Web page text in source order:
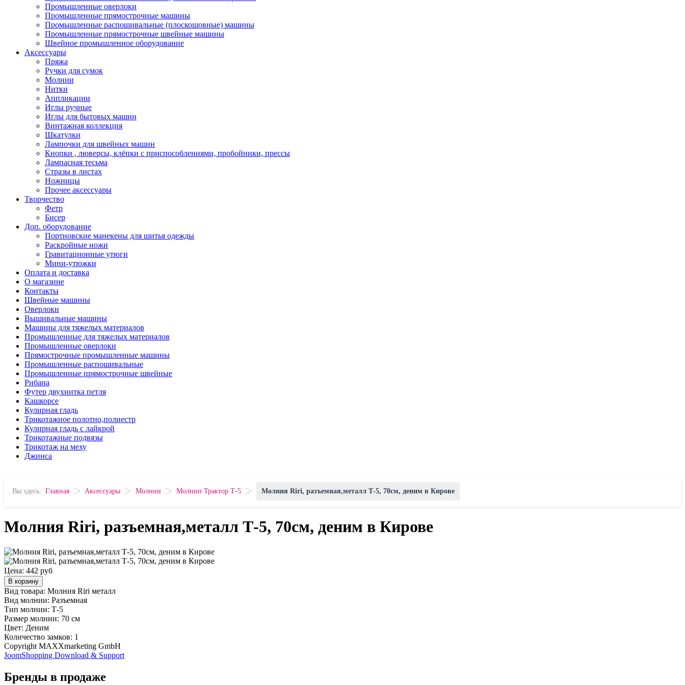
Промышленные оверлоки
Промышленные прямострочные машины
Промышленные распошивальные (плоскошовные) машины
Промышленные прямострочные швейные машины
Швейное промышленное оборудование
Аксессуары
Пряжа
Ручки для сумок
Молнии
Нитки
Аппликации
Иглы ручные
Иглы для бытовых машин
Винтажная коллекция
Шкатулки
Лампочки для швейных машин
Кнопки , люверсы, клёпки с приспособлениями, пробойники, прессы
Лампасная тесьма
Стразы в листах
Ножницы
Прочее аксессуары
Творчество
Фетр
Бисер
Доп. оборудование
Портновские манекены для шитья одежды
Раскройные ножи
Гравитационные утюги
Мини-утюжки
Оплата и доставка
О магазине
Контакты
Швейные машины
Оверлоки
Вышивальные машины
Машины для тяжелых материалов
Промышленные для тяжелых материалов
Промышленные оверлоки
Прямострочные промышленные машины
Промышленные распошивальные
Промышленные прямострочные швейные
Рибана
Футер двухнитка петля
Кашкорсе
Кулирная гладь
Трикотажное полотно,полиестр
Кулирная гладь с лайкрой
Трикотажные подвязы
Трикотаж на меху
Джинса
Вы здесь: Главная > Аксессуары > Молнии > Молнии Трактор Т-5 > Молния Riri, разъемная,металл Т-5, 70см, деним в Кирове
Молния Riri, разъемная,металл Т-5, 70см, деним в Кирове
Цена: 442 руб
В корзину
Вид товара: Молния Riri металл
Вид молнии: Разъемная
Тип молнии: Т-5
Размер молнии: 70 см
Цвет: Деним
Количество замков: 1
Copyright MAXXmarketing GmbH
JoomShopping Download & Support
Бренды в продаже